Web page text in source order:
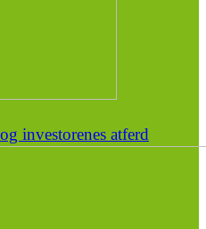
investorenes atferd